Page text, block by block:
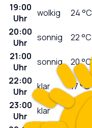
19:00
Uhr
wolkig 24°C
20:00
Uhr
sonnig 22°C
21:00
Uhr
sonnig 20°C
22:00
Uhr
klar 17°C
23:00
Uhr
klar 15°C